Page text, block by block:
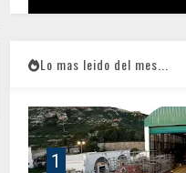
Lo mas leido del mes...
1